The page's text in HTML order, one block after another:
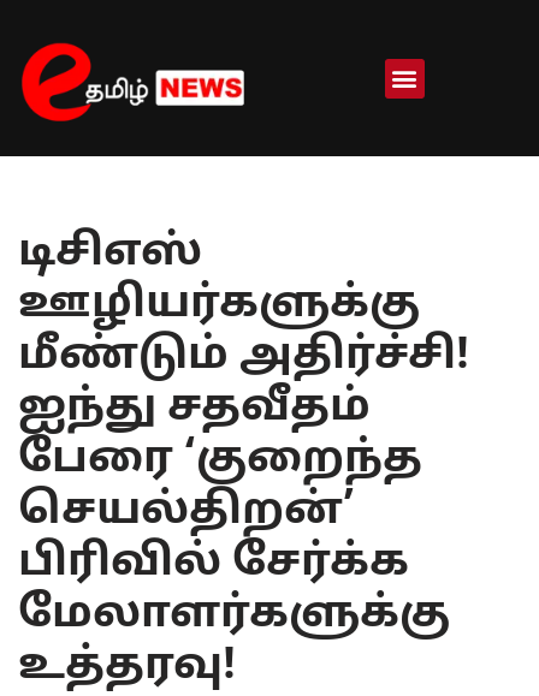
Skip
to
content
டிசிஎஸ்
ஊழியர்களுக்கு
மீண்டும் அதிர்ச்சி!
ஐந்து சதவீதம்
பேரை ‘குறைந்த
செயல்திறன்’
பிரிவில் சேர்க்க
மேலாளர்களுக்கு
உத்தரவு!